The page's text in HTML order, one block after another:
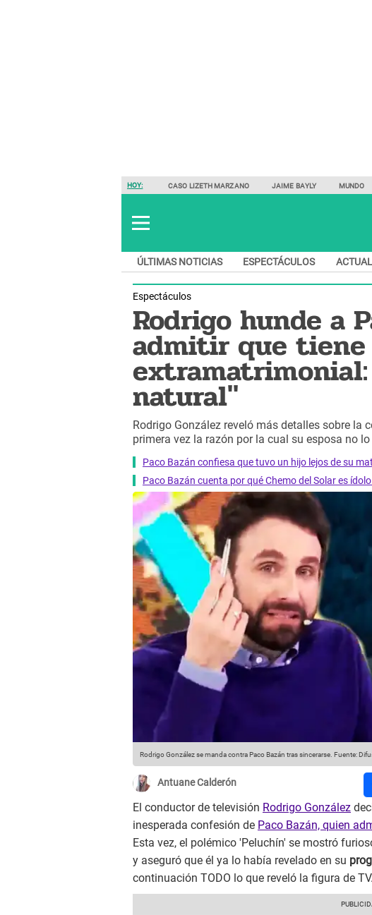
HOY: CASO LIZETH MARZANO JAIME BAYLY MUNDO
ÚLTIMAS NOTICIAS ESPECTÁCULOS
Espectáculos
Rodrigo hunde a
admitir que
natural"
Rodrigo González reveló más detalles sobre la
primera vez la razón por la cual su esposa no
Paco Bazán confiesa que tuvo un hijo lejos de su
Paco Bazán cuenta por qué Chemo del Solar es
Rodrigo González se manda contra Paco Bazán tras sincerarse. Fuente:
Antuane Calderón
El conductor de televisión Rodrigo González
inesperada confesión de Paco Bazán, quien
Esta vez, el polémico 'Peluchín' se mostró
y aseguró que él ya lo había revelado en su
continuación TODO lo que reveló la figura de TV.